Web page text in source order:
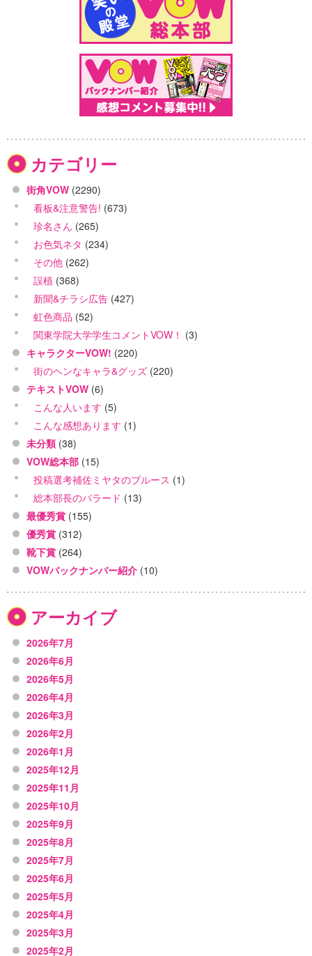
カテゴリー
街角VOW (2290)
看板&注意警告! (673)
珍名さん (265)
お色気ネタ (234)
その他 (262)
誤植 (368)
新聞&チラシ広告 (427)
虹色商品 (52)
関東学院大学学生コメントVOW！ (3)
キャラクターVOW! (220)
街のヘンなキャラ&グッズ (220)
テキストVOW (6)
こんな人います (5)
こんな感想あります (1)
未分類 (38)
VOW総本部 (15)
投稿選考補佐ミヤタのブルース (1)
総本部長のバラード (13)
最優秀賞 (155)
優秀賞 (312)
靴下賞 (264)
VOWバックナンバー紹介 (10)
アーカイブ
2026年7月
2026年6月
2026年5月
2026年4月
2026年3月
2026年2月
2026年1月
2025年12月
2025年11月
2025年10月
2025年9月
2025年8月
2025年7月
2025年6月
2025年5月
2025年4月
2025年3月
2025年2月